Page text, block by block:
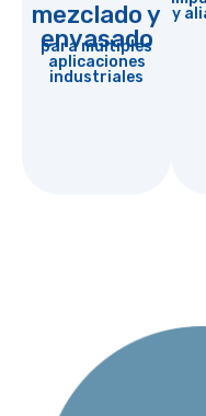
mezclado y
envasado
para múltiples
aplicaciones
industriales
y